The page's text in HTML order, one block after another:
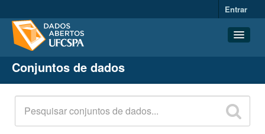
Entrar
Conjuntos de dados
Organizações
Grupos
Sobre
Conjuntos de dados